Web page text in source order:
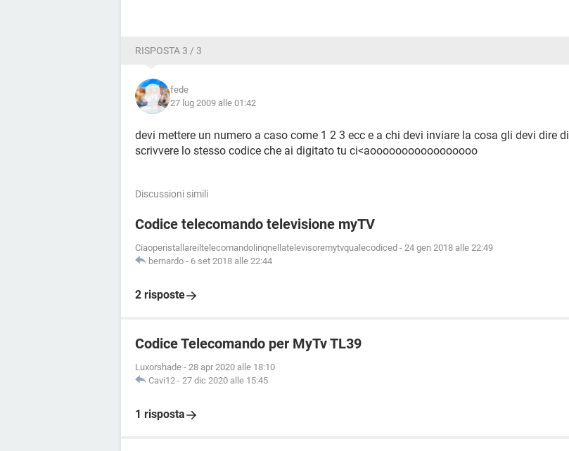
RISPOSTA 3 / 3
fede
27 lug 2009 alle 01:42
devi mettere un numero a caso come 1 2 3 ecc e a chi devi inviare la cosa gli devi dire di
scrivvere lo stesso codice che ai digitato tu ci<aooooooooooooooooo
Discussioni simili
Codice telecomando televisione myTV
Ciaoperistallareiltelecomandolinqnellatelevisoremytvqualecodiced - 24 gen 2018 alle 22:49
bernardo - 6 set 2018 alle 22:44
2 risposte
Codice Telecomando per MyTv TL39
Luxorshade - 28 apr 2020 alle 18:10
Cavi12 - 27 dic 2020 alle 15:45
1 risposta